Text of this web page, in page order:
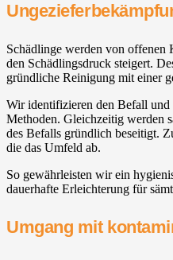
Schädlinge werden von offenen
den Schädlingsdruck steigert.
gründliche Reinigung mit einer
Wir identifizieren den Befall
Methoden. Gleichzeitig werden
des Befalls gründlich beseitigt.
die das Umfeld ab.
So gewährleisten wir ein
dauerhafte Erleichterung für
Umgang mit